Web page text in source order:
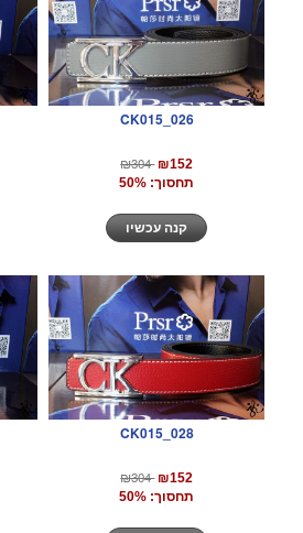
CK015_026
₪304 ₪152
תחסוך: 50%
CK015_028
₪304 ₪152
תחסוך: 50%